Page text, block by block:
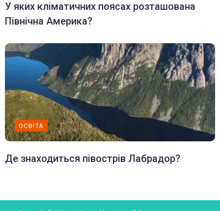
У яких кліматичних поясах розташована
Північна Америка?
ОСВІТА
Де знаходиться півострів Лабрадор?